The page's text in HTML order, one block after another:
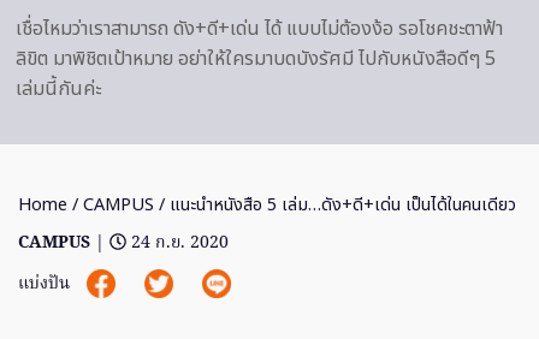
เชื่อไหมว่าเราสามารถ ดัง+ดี+เด่น ได้ แบบไม่ต้องง้อ รอโชคชะตาฟ้า
ลิขิต มาพิชิตเป้าหมาย อย่าให้ใครมาบดบังรัศมี ไปกับหนังสือดีๆ 5
เล่มนี้กันค่ะ
Home /CAMPUS / แนะนำหนังสือ 5 เล่ม…ดัง+ดี+เด่น เป็นได้ในคนเดียว
CAMPUS |
24 ก.ย. 2020
แบ่งปัน